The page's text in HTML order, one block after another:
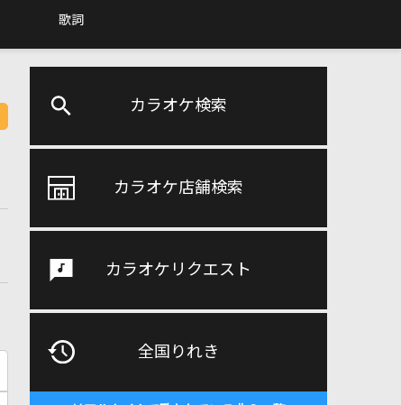
歌詞
カラオケ検索
カラオケ店舗検索
カラオケリクエスト
全国りれき